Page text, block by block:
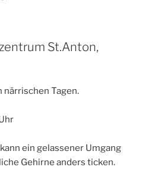
St.Anton,
närrischen Tagen.
ein gelassener Umgang
Gehirne anders ticken.